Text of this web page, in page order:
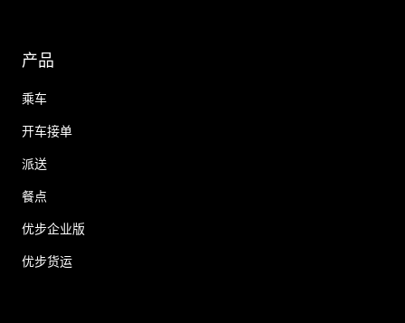
产品
乘车
开车接单
派送
餐点
优步企业版
优步货运